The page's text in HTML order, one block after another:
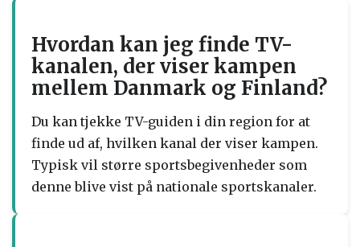
Hvordan kan jeg finde TV-
kanalen, der viser kampen
mellem Danmark og Finland?
Du kan tjekke TV-guiden i din region for at
finde ud af, hvilken kanal der viser kampen.
Typisk vil større sportsbegivenheder som
denne blive vist på nationale sportskanaler.